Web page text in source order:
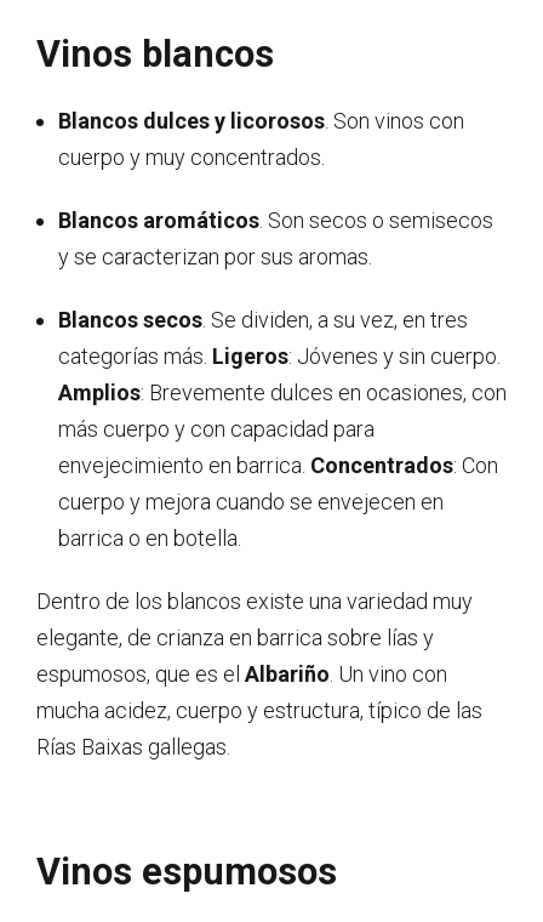
Vinos blancos
Blancos dulces y licorosos . Son vinos con
cuerpo y muy concentrados.
Blancos aromáticos . Son secos o semisecos
y se caracterizan por sus aromas.
Blancos secos . Se dividen, a su vez, en tres
categorías más. Ligeros: Jóvenes y sin cuerpo.
Amplios: Brevemente dulces en ocasiones, con
más cuerpo y con capacidad para
envejecimiento en barrica. Concentrados: Con
cuerpo y mejora cuando se envejecen en
barrica o en botella.
Dentro de los blancos existe una variedad muy
elegante, de crianza en barrica sobre lías y
espumosos, que es el Albariño . Un vino con
mucha acidez, cuerpo y estructura, típico de las
Rías Baixas gallegas.
Vinos espumosos